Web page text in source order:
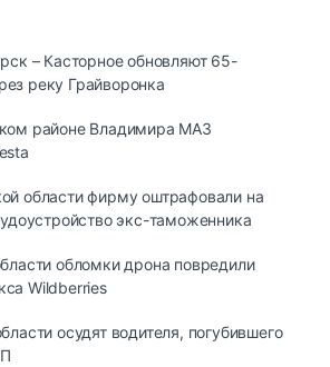
– Касторное обновляют 65-
реку Грайворонка
районе Владимира МАЗ
области фирму оштрафовали на
экс-таможенника
обломки дрона повредили
Wildberries
осудят водителя, погубившего